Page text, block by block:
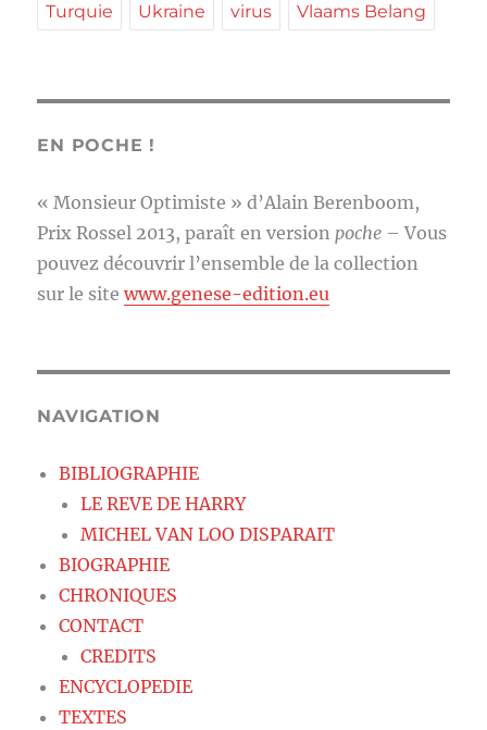
Turquie Ukraine virus Vlaams Belang
EN POCHE !
« Monsieur Optimiste » d’Alain Berenboom,
Prix Rossel 2013, paraît en version poche – Vous
pouvez découvrir l’ensemble de la collection
sur le sitewww.genese-edition.eu
NAVIGATION
BIBLIOGRAPHIE
LE REVE DE HARRY
MICHEL VAN LOO DISPARAIT
BIOGRAPHIE
CHRONIQUES
CONTACT
CREDITS
ENCYCLOPEDIE
TEXTES